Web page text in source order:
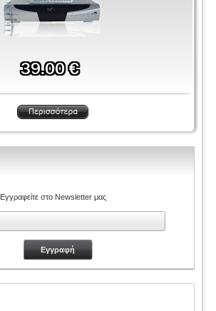
Εγγραφείτε στο Newsletter μας